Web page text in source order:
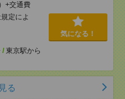
+交通費
定によ
/ 東京駅から
気になる！
る